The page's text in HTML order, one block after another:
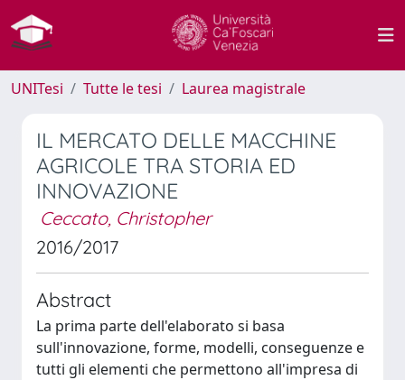
UNITesi Tutte le tesi Laurea magistrale
IL MERCATO DELLE MACCHINE
AGRICOLE TRA STORIA ED
INNOVAZIONE
Ceccato, Christopher
2016/2017
Abstract
La prima parte dell'elaborato si basa
sull'innovazione, forme, modelli, conseguenze e
tutti gli elementi che permettono all'impresa di